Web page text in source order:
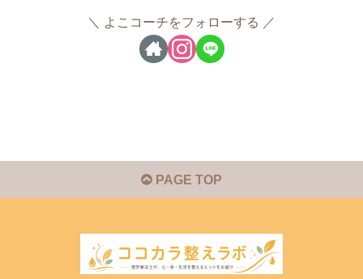
よこコーチをフォローする
PAGE TOP